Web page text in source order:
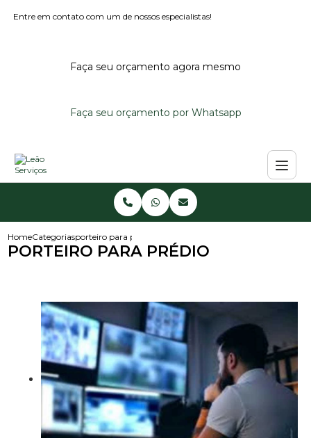
Entre em contato com um de nossos especialistas!
Faça seu orçamento agora mesmo
Faça seu orçamento por Whatsapp
HomeCategoriasporteiro para predio
PORTEIRO PARA PRÉDIO